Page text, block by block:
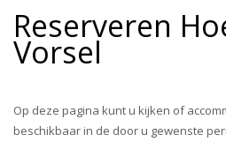
Reserveren
Vorsel
Op deze pagina kunt u kijken of
beschikbaar in de door u gewenste